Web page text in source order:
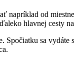
napríklad od
hlavnej cesty
Spočiatku sa